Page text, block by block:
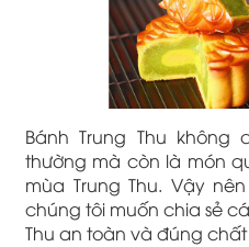
Bánh Trung Thu
thường mà còn là món
mùa Trung Thu. Vậy
chúng tôi muốn chia sẻ
Thu an toàn và đúng